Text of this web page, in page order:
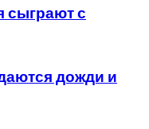
сыграют с
дожди и